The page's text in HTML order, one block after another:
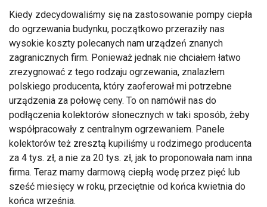
Kiedy zdecydowaliśmy się na zastosowanie pompy ciepła
do ogrzewania budynku, początkowo przeraziły nas
wysokie koszty polecanych nam urządzeń znanych
zagranicznych firm. Ponieważ jednak nie chciałem łatwo
zrezygnować z tego rodzaju ogrzewania, znalazłem
polskiego producenta, który zaoferował mi potrzebne
urządzenia za połowę ceny. To on namówił nas do
podłączenia kolektorów słonecznych w taki sposób, żeby
współpracowały z centralnym ogrzewaniem. Panele
kolektorów też zresztą kupiliśmy u rodzimego producenta
za 4 tys. zł, a nie za 20 tys. zł, jak to proponowała nam inna
firma. Teraz mamy darmową ciepłą wodę przez pięć lub
sześć miesięcy w roku, przeciętnie od końca kwietnia do
końca września.